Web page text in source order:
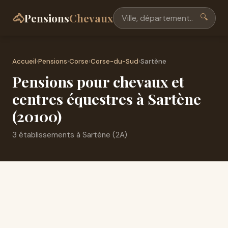
🐴PensionsChevaux 🔍
Accueil›Pensions›Corse›Corse-du-Sud›Sartène
Pensions pour chevaux et
centres équestres à Sartène
(20100)
3 établissements à Sartène (2A)